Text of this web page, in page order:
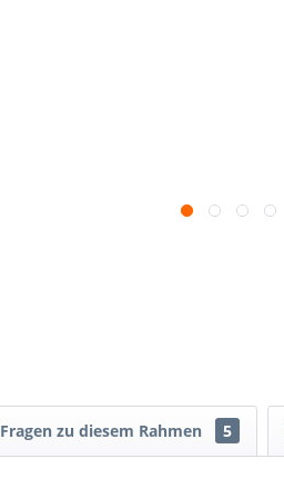
Fragen zu diesem Rahmen 5